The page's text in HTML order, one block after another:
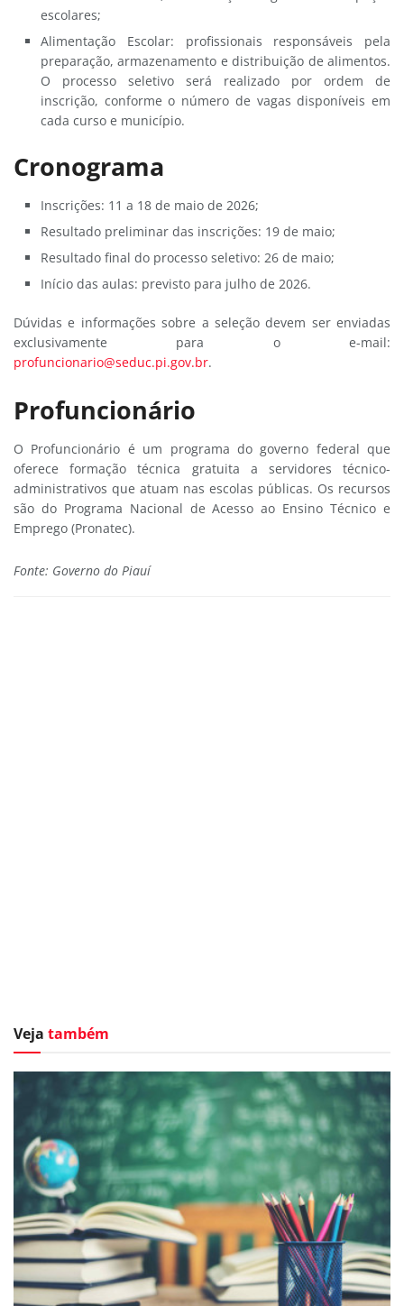
escolares;
Alimentação Escolar: profissionais responsáveis pela
preparação, armazenamento e distribuição de alimentos.
O processo seletivo será realizado por ordem de
inscrição, conforme o número de vagas disponíveis em
cada curso e município.
Cronograma
Inscrições: 11 a 18 de maio de 2026;
Resultado preliminar das inscrições: 19 de maio;
Resultado final do processo seletivo: 26 de maio;
Início das aulas: previsto para julho de 2026.
Dúvidas e informações sobre a seleção devem ser enviadas
exclusivamente para o e-mail:
profuncionario@seduc.pi.gov.br.
Profuncionário
O Profuncionário é um programa do governo federal que
oferece formação técnica gratuita a servidores técnico-
administrativos que atuam nas escolas públicas. Os recursos
são do Programa Nacional de Acesso ao Ensino Técnico e
Emprego (Pronatec).
Fonte: Governo do Piauí
Veja também